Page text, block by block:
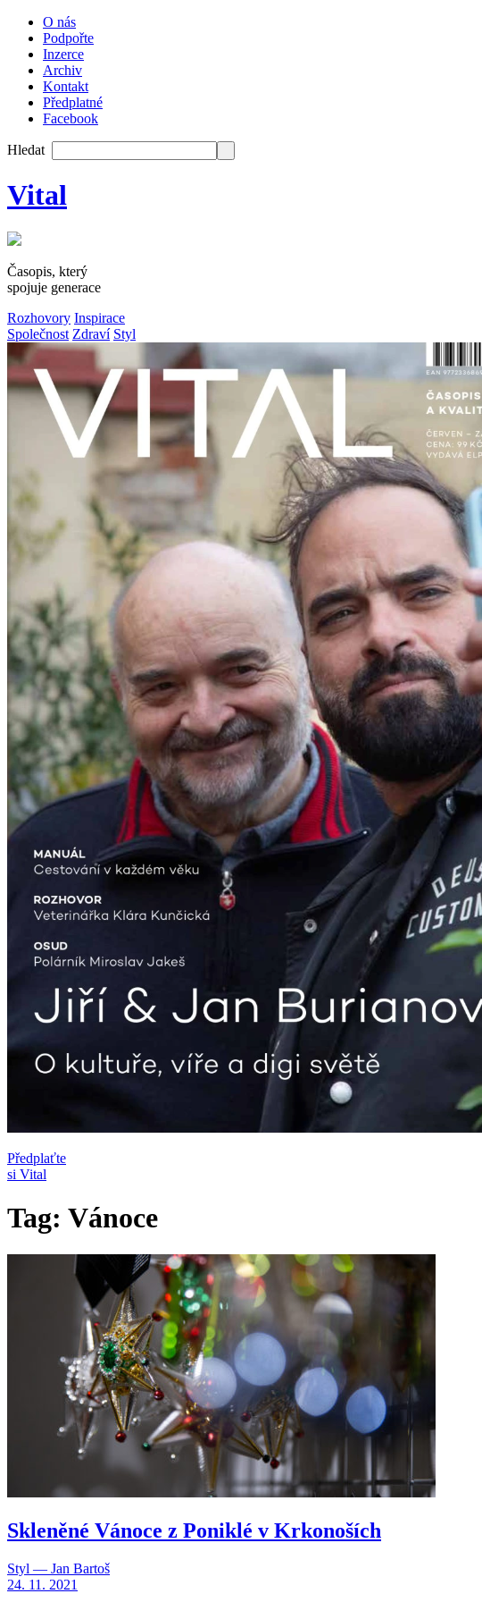
O nás
Podpořte
Inzerce
Archiv
Kontakt
Předplatné
Facebook
Hledat
Vital
Časopis, který
spojuje generace
Rozhovory Inspirace
Společnost Zdraví Styl
Předplaťte
si Vital
Tag: Vánoce
Skleněné Vánoce z Poniklé v Krkonoších
Styl — Jan Bartoš
24. 11. 2021